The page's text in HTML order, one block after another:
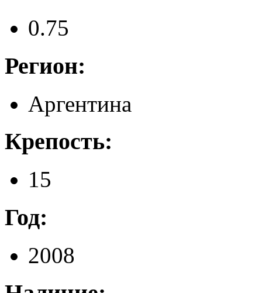
0.75
Регион:
Аргентина
Крепость:
15
Год:
2008